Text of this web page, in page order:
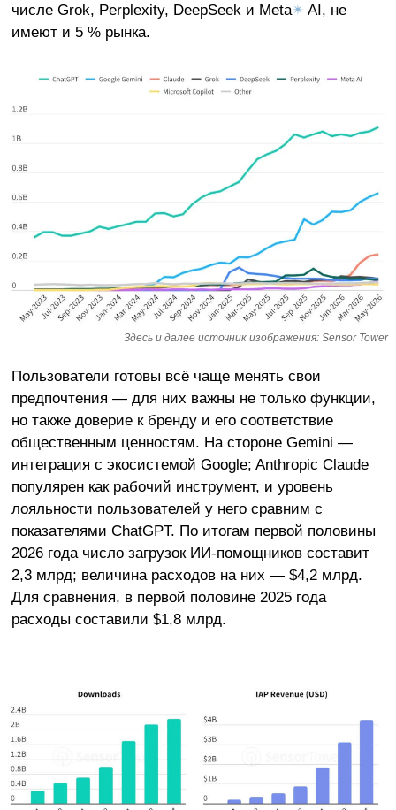
числе Grok, Perplexity, DeepSeek и Meta✴ AI, не
имеют и 5 % рынка.
Здесь и далее источник изображения: Sensor Tower
Пользователи готовы всё чаще менять свои
предпочтения — для них важны не только функции,
но также доверие к бренду и его соответствие
общественным ценностям. На стороне Gemini —
интеграция с экосистемой Google; Anthropic Claude
популярен как рабочий инструмент, и уровень
лояльности пользователей у него сравним с
показателями ChatGPT. По итогам первой половины
2026 года число загрузок ИИ-помощников составит
2,3 млрд; величина расходов на них — $4,2 млрд.
Для сравнения, в первой половине 2025 года
расходы составили $1,8 млрд.